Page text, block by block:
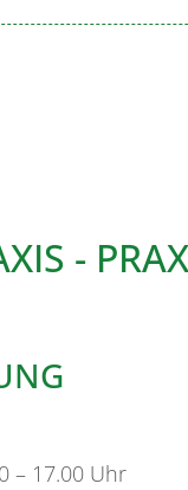
-
17.00 Uhr